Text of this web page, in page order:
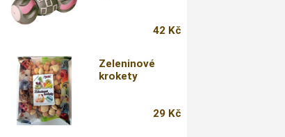
42 Kč
Zeleninové
krokety
29 Kč